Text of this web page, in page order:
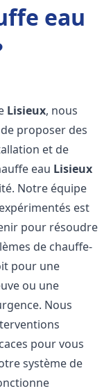
eau
Lisieux, nous
proposer des
et de
eau Lisieux
Notre équipe
est
pour résoudre
de chauffe-
pour une
ou une
Nous
pour vous
système de